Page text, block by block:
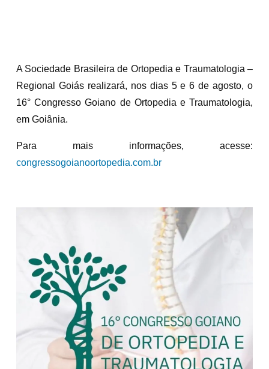
A Sociedade Brasileira de Ortopedia e Traumatologia –
Regional Goiás realizará, nos dias 5 e 6 de agosto, o
16° Congresso Goiano de Ortopedia e Traumatologia,
em Goiânia.
Para mais informações, acesse:
congressogoianoortopedia.com.br